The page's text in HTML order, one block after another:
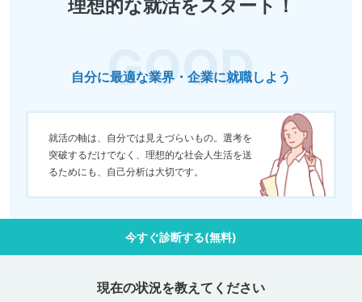
理想的な就活をスタート！
自分に最適な業界・企業に就職しよう
就活の軸は、自分では見えづらいもの。選考を
突破するだけでなく、理想的な社会人生活を送
るためにも、自己分析は大切です。
今すぐ診断する(無料)
現在の状況を教えてください